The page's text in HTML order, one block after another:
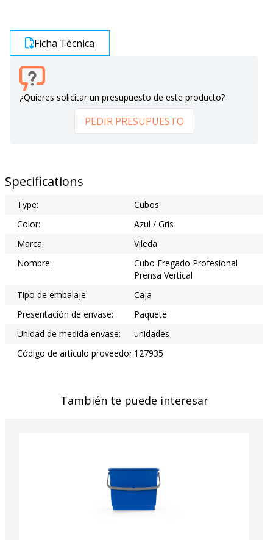
Ficha Técnica
¿Quieres solicitar un presupuesto de este producto?
PEDIR PRESUPUESTO
Specifications
Type:
Cubos
Color:
Azul / Gris
Marca:
Vileda
Nombre:
Cubo Fregado Profesional
Prensa Vertical
Tipo de embalaje:
Caja
Presentación de envase:
Paquete
Unidad de medida envase:
unidades
Código de artículo proveedor:127935
También te puede interesar